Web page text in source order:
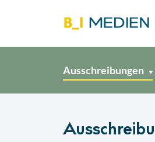
Ausschreibungen